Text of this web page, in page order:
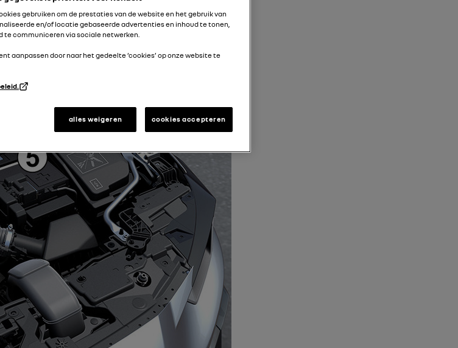
gebruiken om de prestaties van de website en het gebruik van
en/of locatie gebaseerde advertenties en inhoud te tonen,
te communiceren via sociale netwerken.
aanpassen door naar het gedeelte ‘cookies’ op onze website te
alles weigeren cookies accepteren